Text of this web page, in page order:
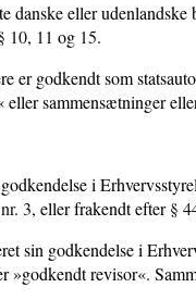
danske eller
10, 11 og 15.
er godkendt som
eller sammensætninger
i
3, eller frakendt efter§
sin godkendelse i
»godkendt revisor«.